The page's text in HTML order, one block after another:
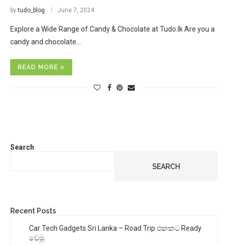
bytudo_blog June 7, 2024
Explore a Wide Range of Candy & Chocolate at Tudo.lk Are you a
candy and chocolate…
READ MORE
Search
SEARCH
Recent Posts
Car Tech Gadgets Sri Lanka – Road Trip එකකට Ready
වෙමු